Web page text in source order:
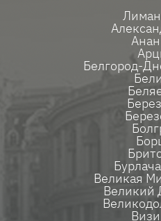
Белгород-
Великая
Великий